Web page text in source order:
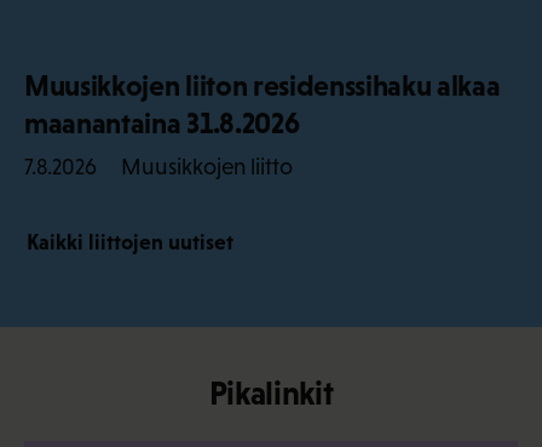
Muusikkojen liiton residenssihaku alkaa
maanantaina 31.8.2026
7.8.2026 Muusikkojen liitto
Kaikki liittojen uutiset
Pikalinkit